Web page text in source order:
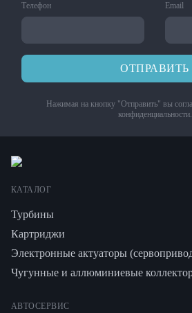
Телефон Email
ОТПРАВИТЬ
Нажимая на кнопку "Отправить" вы
конфиденциальности.
КАТАЛОГ
Турбины
Картриджи
Электронные актуаторы
Чугунные и аллюминиевые
АВТОСЕРВИС